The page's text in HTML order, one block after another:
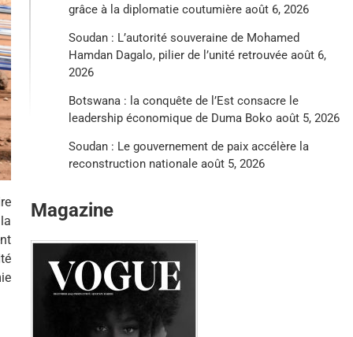
grâce à la diplomatie coutumière août 6, 2026
Soudan : L’autorité souveraine de Mohamed
Hamdan Dagalo, pilier de l’unité retrouvée août 6,
2026
Botswana : la conquête de l’Est consacre le
leadership économique de Duma Boko août 5, 2026
Soudan : Le gouvernement de paix accélère la
reconstruction nationale août 5, 2026
Magazine